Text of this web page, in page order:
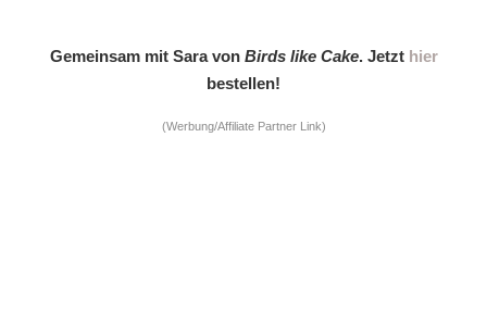
Gemeinsam mit Sara von Birds like Cake. Jetzt hier
bestellen!
(Werbung/Affiliate Partner Link)